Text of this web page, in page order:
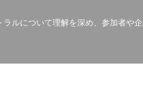
ラルについて理解を深め、参加者や